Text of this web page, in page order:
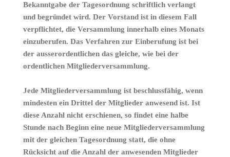
Bekanntgabe der Tagesordnung schriftlich verlangt
und begründet wird. Der Vorstand ist in diesem Fall
verpflichtet, die Versammlung innerhalb eines Monats
einzuberufen. Das Verfahren zur Einberufung ist bei
der ausserordentlichen das gleiche, wie bei der
ordentlichen Mitgliederversammlung.
Jede Mitgliederversammlung ist beschlussfähig, wenn
mindesten ein Drittel der Mitglieder anwesend ist. Ist
diese Anzahl nicht erschienen, so findet eine halbe
Stunde nach Beginn eine neue Mitgliederversammlung
mit der gleichen Tagesordnung statt, die ohne
Rücksicht auf die Anzahl der anwesenden Mitglieder